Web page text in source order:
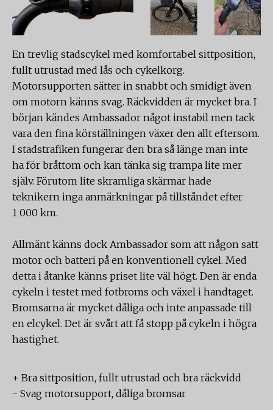
En trevlig stadscykel med komfortabel sittposition,
fullt utrustad med lås och cykelkorg.
Motorsupporten sätter in snabbt och smidigt även
om motorn känns svag. Räckvidden är mycket bra. I
början kändes Ambassador något instabil men tack
vara den fina körställningen växer den allt eftersom.
I stadstrafiken fungerar den bra så länge man inte
ha för bråttom och kan tänka sig trampa lite mer
själv. Förutom lite skramliga skärmar hade
teknikern inga anmärkningar på tillståndet efter
1 000 km.
Allmänt känns dock Ambassador som att någon satt
motor och batteri på en konventionell cykel. Med
detta i åtanke känns priset lite väl högt. Den är enda
cykeln i testet med fotbroms och växel i handtaget.
Bromsarna är mycket dåliga och inte anpassade till
en elcykel. Det är svårt att få stopp på cykeln i högra
hastighet.
+ Bra sittposition, fullt utrustad och bra räckvidd
- Svag motorsupport, dåliga bromsar